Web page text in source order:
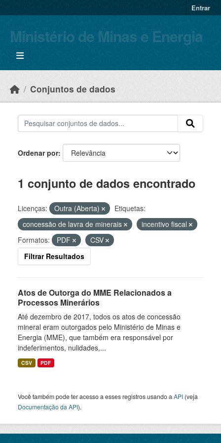
Entrar
Ministério de Minas e Energia
Conjuntos de dados
Ordenar por
1 conjunto de dados encontrado
Licenças: Outra (Aberta)
Etiquetas:
concessão de lavra de minerais
incentivo fiscal
Formatos:
PDF
CSV
Filtrar Resultados
Atos de Outorga do MME Relacionados a
Processos Minerários
Até dezembro de 2017, todos os atos de concessão
mineral eram outorgados pelo Ministério de Minas e
Energia (MME), que também era responsável por
indeferimentos, nulidades,...
CSV PDF
Você também pode ter acesso a esses registros usando a API (veja
Documentação da API).